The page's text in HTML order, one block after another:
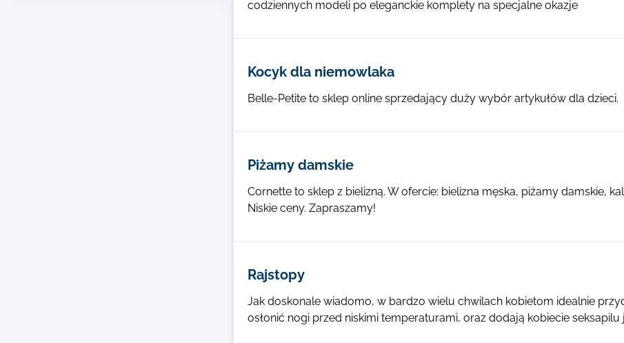
codziennych modeli po eleganckie komplety na specjalne okazje
Kocyk dla niemowlaka
Belle-Petite to sklep online sprzedający duży wybór artykułów dla dzieci.
Piżamy damskie
Cornette to sklep z bielizną. W ofercie: bielizna męska, piżamy damskie,
Niskie ceny. Zapraszamy!
Rajstopy
Jak doskonale wiadomo, w bardzo wielu chwilach kobietom idealnie
osłonić nogi przed niskimi temperaturami, oraz dodają kobiecie seksapilu